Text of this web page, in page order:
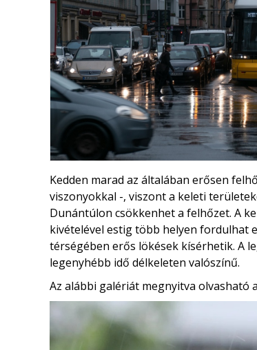
Kedden marad az általában erősen
viszonyokkal -, viszont a keleti
Dunántúlon csökkenhet a felhőzet. A
kivételével estig több helyen fordulhat
térségében erős lökések kísérhetik. A
legenyhébb idő délkeleten valószínű.
Az alábbi galériát megnyitva